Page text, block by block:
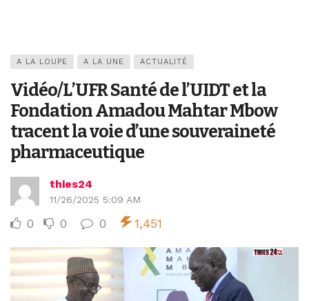
A LA LOUPE A LA UNE ACTUALITÉ
Vidéo/L’UFR Santé de l’UIDT et la
Fondation Amadou Mahtar Mbow
tracent la voie d’une souveraineté
pharmaceutique
thies24
11/26/2025 5:09 AM
0 0 0 1,451